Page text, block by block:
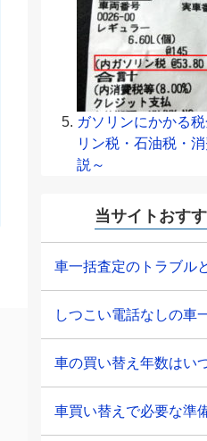
ガソリンにかかる
リン税・石油税・
説～
当サイトおす
車一括査定のトラブル
しつこい電話なしの車
車の買い替え年数はい
車買い替えで必要な準